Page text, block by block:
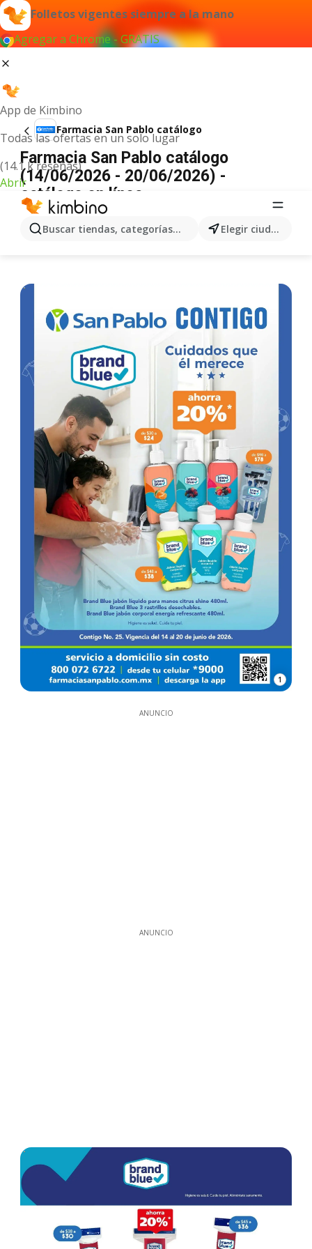
Folletos vigentes siempre a la mano
Agregar a Chrome - GRATIS
App de Kimbino
Todas las ofertas en un solo lugar
(14.1 k reseñas)
Abrir
Buscar tiendas, categorías, productos... Elegir ciudad
Farmacia San Pablo catálogo
Farmacia San Pablo catálogo
(14/06/2026 - 20/06/2026) -
catálogo en línea
1
ANUNCIO
ANUNCIO